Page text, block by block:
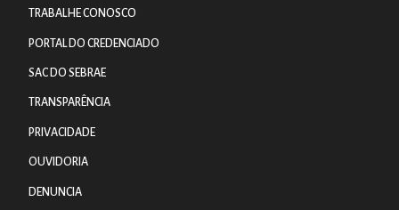
TRABALHE CONOSCO
PORTAL DO CREDENCIADO
SAC DO SEBRAE
TRANSPARÊNCIA
PRIVACIDADE
OUVIDORIA
DENUNCIA